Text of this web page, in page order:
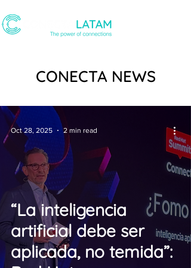
CONECTA NEWS
“La inteligencia
artificial debe ser
aplicada, no temida”:
Oct 28, 2025 2 min read